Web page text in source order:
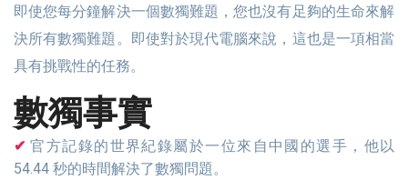
即使您每分鐘解決一個數獨難題，您也沒有足夠的生命來解
決所有數獨難題。即使對於現代電腦來說，這也是一項相當
具有挑戰性的任務。
數獨事實
官方記錄的世界紀錄屬於一位來自中國的選手，他以
54.44 秒的時間解決了數獨問題。